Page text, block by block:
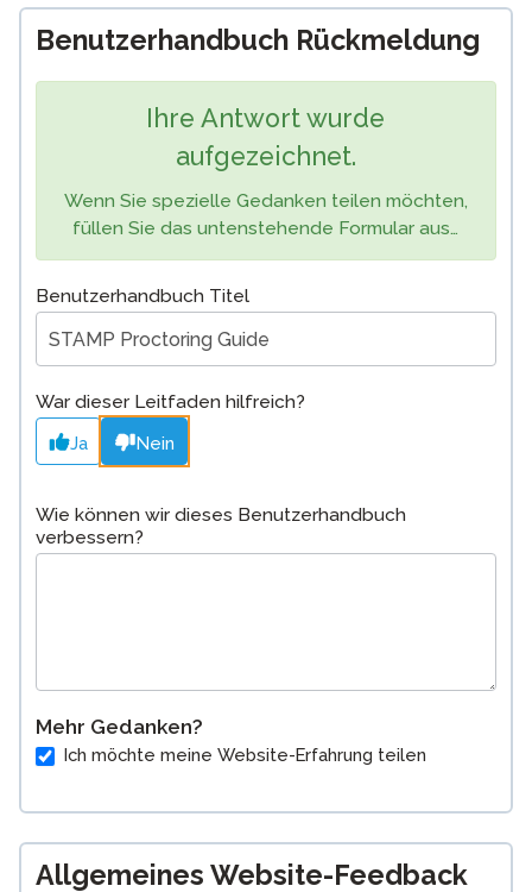
Benutzerhandbuch Rückmeldung
Ihre Antwort wurde
aufgezeichnet.
Wenn Sie spezielle Gedanken teilen möchten,
füllen Sie das untenstehende Formular aus…
Benutzerhandbuch Titel
War dieser Leitfaden hilfreich?
Ja Nein
Wie können wir dieses Benutzerhandbuch
verbessern?
Mehr Gedanken?
Ich möchte meine Website-Erfahrung teilen
Allgemeines Website-Feedback